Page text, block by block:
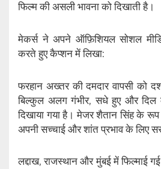
फिल्म की असली भावना को दिखाती है।
मेकर्स ने अपने ऑफ़िशियल सोशल
करते हुए कैप्शन में लिखा:
फरहान अख्तर की दमदार वापसी को
बिल्कुल अलग गंभीर, सधे हुए और
दिखाया गया है। मेजर शैतान सिंह के
अपनी सच्चाई और शांत प्रभाव के लिए
लद्दाख, राजस्थान और मुंबई में